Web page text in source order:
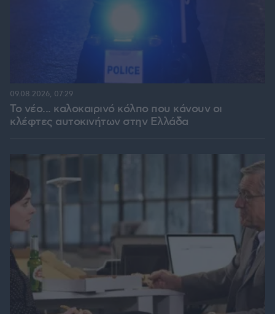
Το νέο... καλοκαιρινό κόλπο που κάνουν οι
κλέφτες αυτοκινήτων στην Ελλάδα
09.08.2026, 07:29